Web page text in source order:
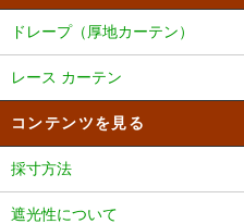
ドレープ（厚地カーテン）
レース カーテン
コンテンツを見る
採寸方法
遮光性について